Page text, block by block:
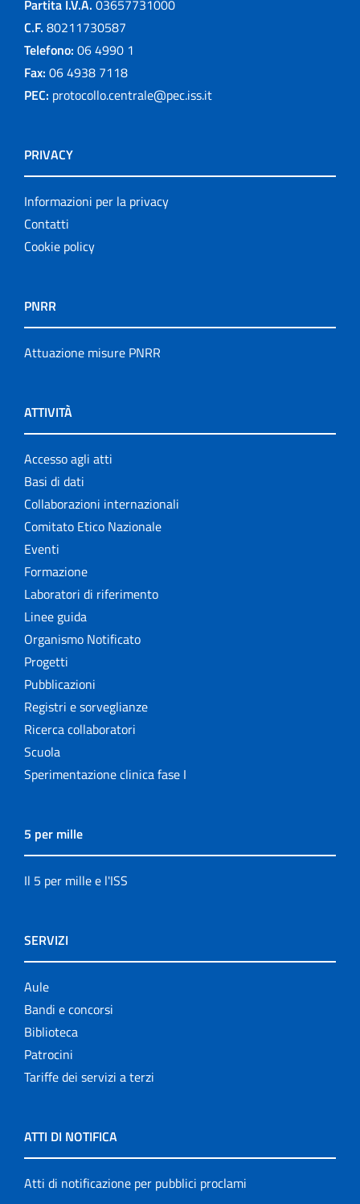
Partita I.V.A. 03657731000
C.F. 80211730587
Telefono: 06 4990 1
Fax: 06 4938 7118
PEC: protocollo.centrale@pec.iss.it
PRIVACY
Informazioni per la privacy
Contatti
Cookie policy
PNRR
Attuazione misure PNRR
ATTIVITÀ
Accesso agli atti
Basi di dati
Collaborazioni internazionali
Comitato Etico Nazionale
Eventi
Formazione
Laboratori di riferimento
Linee guida
Organismo Notificato
Progetti
Pubblicazioni
Registri e sorveglianze
Ricerca collaboratori
Scuola
Sperimentazione clinica fase I
5 per mille
Il 5 per mille e l'ISS
SERVIZI
Aule
Bandi e concorsi
Biblioteca
Patrocini
Tariffe dei servizi a terzi
ATTI DI NOTIFICA
Atti di notificazione per pubblici proclami